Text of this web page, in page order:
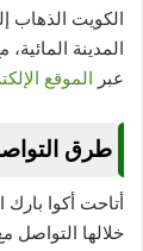
الكويت الذهاب
المدينة
عبر الموقع
طرق
أتاحت أكوا
خلالها